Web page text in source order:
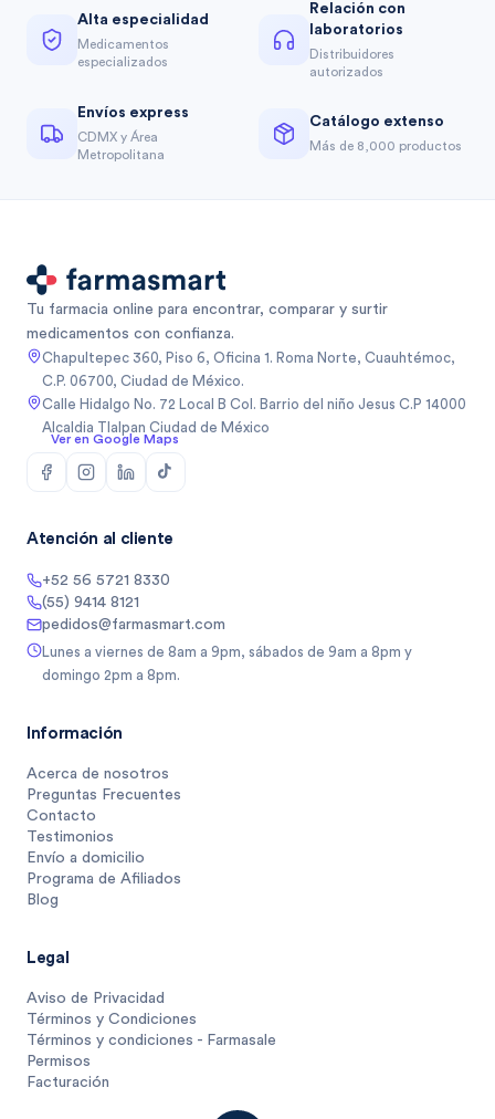
Alta especialidad
Medicamentos
especializados
Relación con
laboratorios
Distribuidores
autorizados
Envíos express
CDMX y Área
Metropolitana
Catálogo extenso
Más de 8,000 productos
Tu farmacia online para encontrar, comparar y surtir
medicamentos con confianza.
Chapultepec 360, Piso 6, Oficina 1. Roma Norte, Cuauhtémoc,
C.P. 06700, Ciudad de México.
Calle Hidalgo No. 72 Local B Col. Barrio del niño Jesus C.P 14000
Alcaldia Tlalpan Ciudad de México
Ver en Google Maps
Atención al cliente
+52 56 5721 8330
(55) 9414 8121
pedidos@farmasmart.com
Lunes a viernes de 8am a 9pm, sábados de 9am a 8pm y
domingo 2pm a 8pm.
Información
Acerca de nosotros
Preguntas Frecuentes
Contacto
Testimonios
Envío a domicilio
Programa de Afiliados
Blog
Legal
Aviso de Privacidad
Términos y Condiciones
Términos y condiciones - Farmasale
Permisos
Facturación